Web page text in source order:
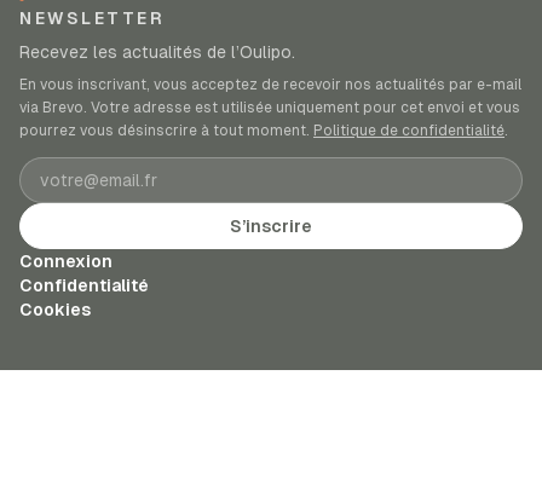
NEWSLETTER
Recevez les actualités de l’Oulipo.
En vous inscrivant, vous acceptez de recevoir nos actualités par e-mail
via Brevo. Votre adresse est utilisée uniquement pour cet envoi et vous
pourrez vous désinscrire à tout moment. Politique de confidentialité.
Adresse e-mail
S’inscrire
Connexion
Confidentialité
Cookies